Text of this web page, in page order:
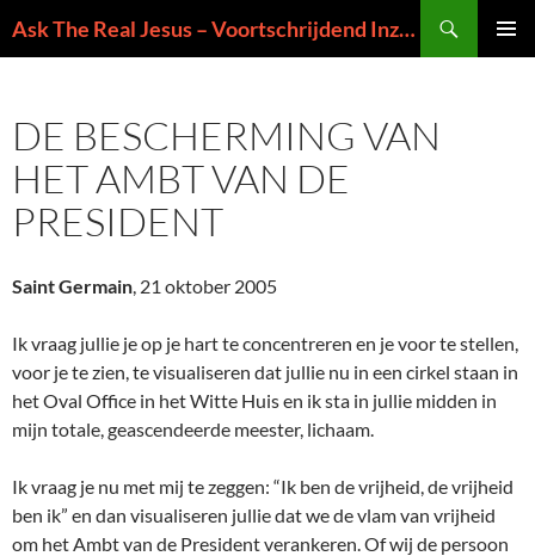
naar
Ask The Real Jesus – Voortschrijdend Inzicht in de Zin van het Leven
DE BESCHERMING VAN
HET AMBT VAN DE
PRESIDENT
Saint Germain, 21 oktober 2005
Ik vraag jullie je op je hart te concentreren en je voor te stellen,
voor je te zien, te visualiseren dat jullie nu in een cirkel staan in
het Oval Office in het Witte Huis en ik sta in jullie midden in
mijn totale, geascendeerde meester, lichaam.
Ik vraag je nu met mij te zeggen: “Ik ben de vrijheid, de vrijheid
ben ik” en dan visualiseren jullie dat we de vlam van vrijheid
om het Ambt van de President verankeren. Of wij de persoon